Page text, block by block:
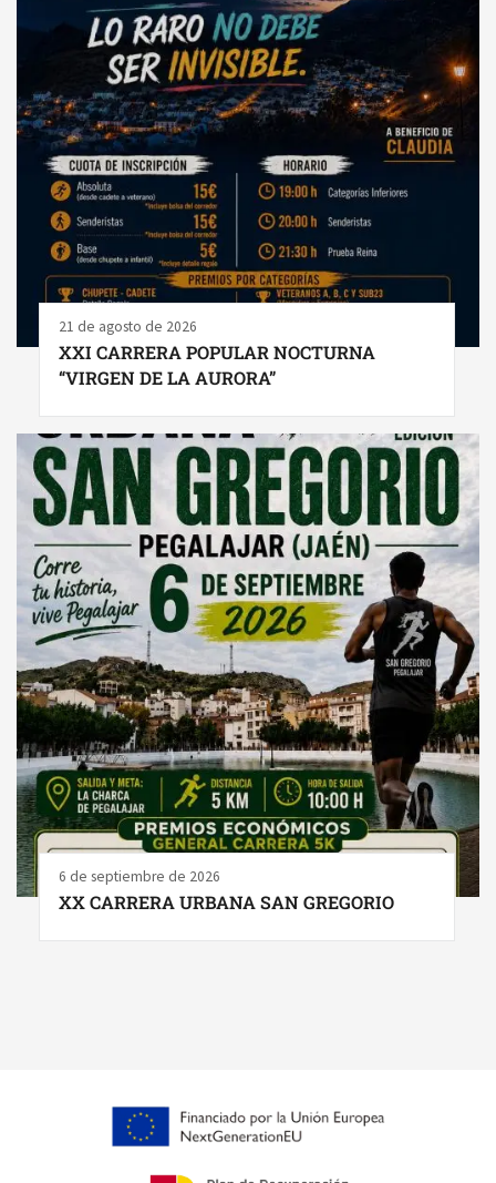
21 de agosto de 2026
XXI CARRERA POPULAR NOCTURNA
“VIRGEN DE LA AURORA”
6 de septiembre de 2026
XX CARRERA URBANA SAN GREGORIO